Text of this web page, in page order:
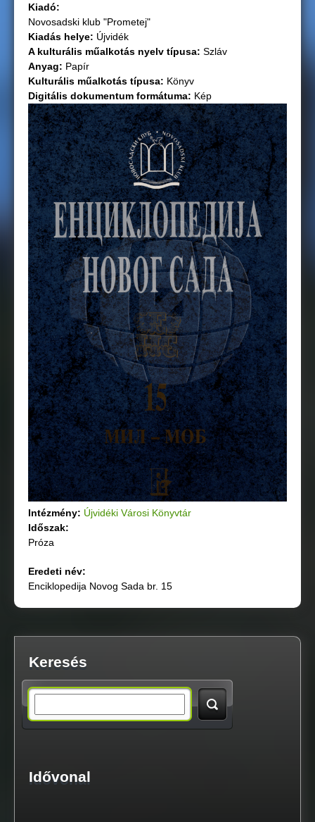
l
y
Kiadó:
Novosadski klub "Prometej"
Kiadás helye: Újvidék
A kulturális műalkotás nyelv típusa: Szláv
Anyag: Papír
Kulturális műalkotás típusa: Könyv
Digitális dokumentum formátuma: Kép
Intézmény: Újvidéki Városi Könyvtár
Időszak:
Próza
Eredeti név:
Enciklopedija Novog Sada br. 15
Keresés
a
Idővonal